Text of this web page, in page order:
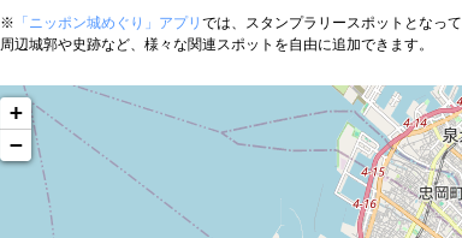
※ 「ニッポン城めぐり」アプリ では、スタンプラリースポットとなっ
周辺城郭や史跡など、様々な関連スポットを自由に追加できます。
+
−